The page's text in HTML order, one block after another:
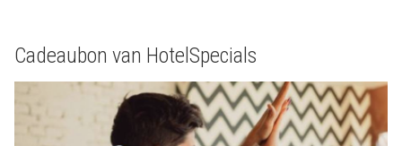
Cadeaubon van HotelSpecials